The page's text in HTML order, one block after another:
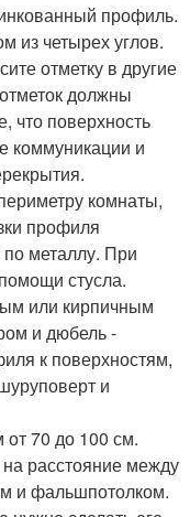
профиль.
из четырех углов.
отметку в другие
должны
что поверхность
коммуникации и
комнаты,
профиля
металлу. При
стусла.
или кирпичным
и дюбель -
к поверхностям,
и
от 70 до 100 см.
расстояние между
и фальшпотолком.